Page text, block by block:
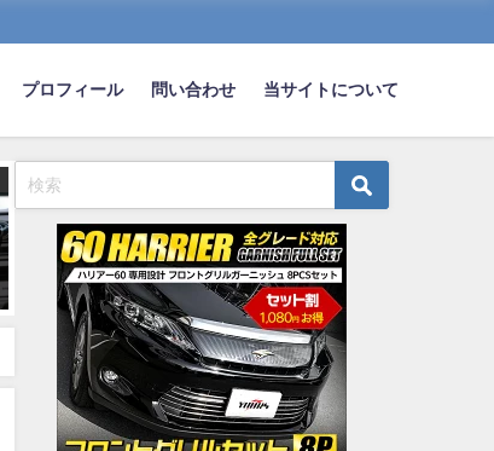
プロフィール 問い合わせ 当サイトについて
【朗報】ワイちゃん、ついに免
許ゲットｗｗｗｗｗｗ
2023-02-15
【悲報】日産オーラオーナ
ん「高速でプロパイロット
したらこうなりました。こ
カスやん」
2023-03-26